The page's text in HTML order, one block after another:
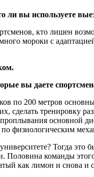
ли вы используете
кто лишен
мороки с
вы даете
по 200 метров
сделать тренировку
основной
физиологическим
Тогда
команды
как лимон и снова и